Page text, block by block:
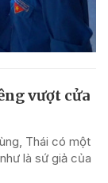
vượt cửa
Thái có một
là sứ giả của